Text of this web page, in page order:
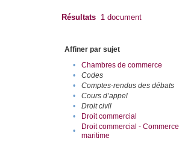
Résultats 1 document
Affiner par sujet
•
Chambres de commerce
•
Codes
•
Comptes-rendus des débats
•
Cours d’appel
•
Droit civil
•
Droit commercial
•
Droit commercial - Commerce
maritime